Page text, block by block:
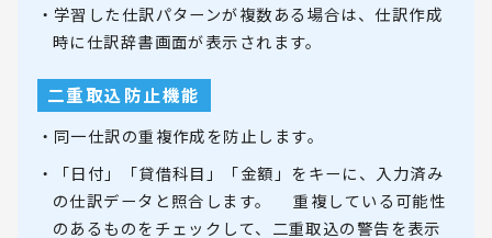
・学習した仕訳パターンが複数ある場合は、仕訳作成
時に仕訳辞書画面が表示されます。
二重取込防止機能
・同一仕訳の重複作成を防止します。
・「日付」「貸借科目」「金額」をキーに、入力済み
の仕訳データと照合します。 重複している可能性
のあるものをチェックして、二重取込の警告を表示